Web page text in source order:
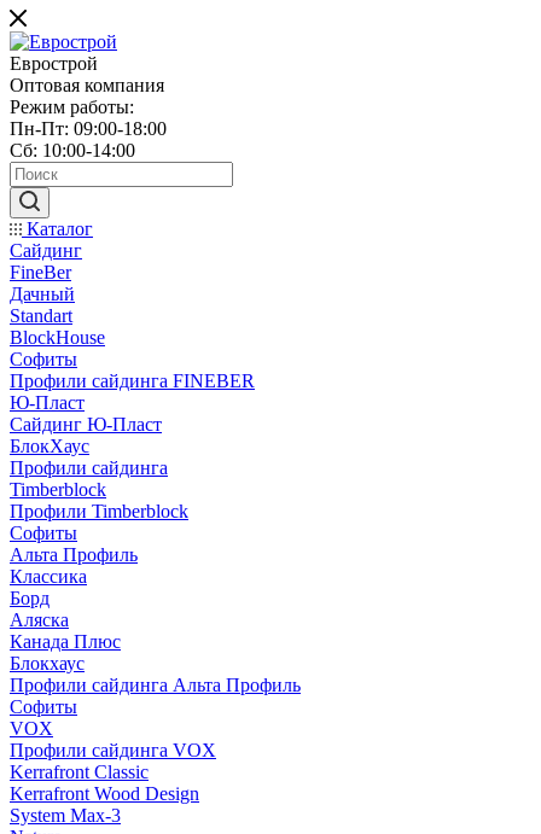
Еврострой
Оптовая компания
Режим работы:
Пн-Пт: 09:00-18:00
Сб: 10:00-14:00
Каталог
Сайдинг
FineBer
Дачный
Standart
BlockHouse
Софиты
Профили сайдинга FINEBER
Ю-Пласт
Сайдинг Ю-Пласт
БлокХаус
Профили сайдинга
Timberblock
Профили Timberblock
Софиты
Альта Профиль
Классика
Борд
Аляска
Канада Плюс
Блокхаус
Профили сайдинга Альта Профиль
Софиты
VOX
Профили сайдинга VOX
Kerrafront Classic
Kerrafront Wood Design
System Max-3